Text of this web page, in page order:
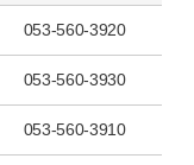
053-560-3920
053-560-3930
053-560-3910